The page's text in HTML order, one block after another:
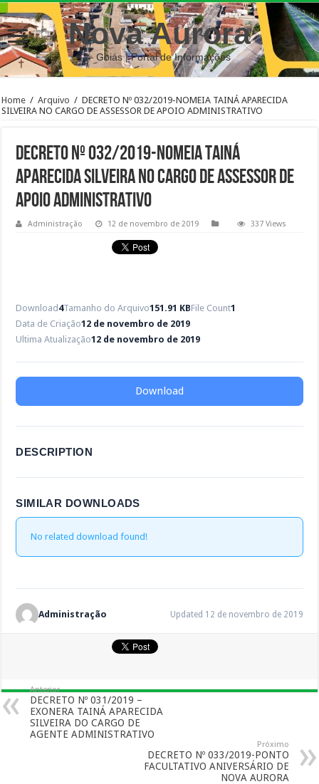
Nova Aurora
– Goiás | Portal de Informações
Home / Arquivo / DECRETO Nº 032/2019-NOMEIA TAINÁ APARECIDA
SILVEIRA NO CARGO DE ASSESSOR DE APOIO ADMINISTRATIVO
DECRETO Nº 032/2019-NOMEIA TAINÁ
APARECIDA SILVEIRA NO CARGO DE ASSESSOR DE
APOIO ADMINISTRATIVO
Administração 12 de novembro de 2019 337 Views
Download 4Tamanho do Arquivo151.91 KBFile Count1
Data de Criação12 de novembro de 2019
Ultima Atualização12 de novembro de 2019
Download
DESCRIPTION
SIMILAR DOWNLOADS
No related download found!
Administração Updated 12 de novembro de 2019
Anterior
DECRETO Nº 031/2019 –
EXONERA TAINÁ APARECIDA
SILVEIRA DO CARGO DE
AGENTE ADMINISTRATIVO
Próximo
DECRETO Nº 033/2019-PONTO
FACULTATIVO ANIVERSÁRIO DE
NOVA AURORA